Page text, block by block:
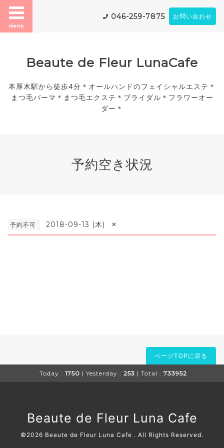
menu
046-259-7875 お問い合わせ
Beaute de Fleur LunaCafe
本厚木駅から徒歩4分＊オールハンドのフェイシャルエステ＊
まつ毛パーマ＊まつ毛エクステ＊ブライダル＊フラワーオー
ダー＊
予約空き状況
予約不可 2018-09-13 (木) ×
ページTOPに戻る
Today : 1750 | Yesterday : 253 | Total : 733952
Beaute de Fleur Luna Cafe
©2026 Beaute de Fleur Luna Cafe . All Rights Reserved.